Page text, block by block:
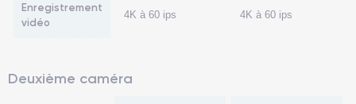
Enregistrement
vidéo
4K à 60 ips 4K à 60 ips
Deuxième caméra